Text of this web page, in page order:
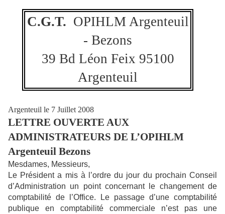
C.G.T. OPIHLM Argenteuil
- Bezons
39 Bd Léon Feix 95100
Argenteuil
Argenteuil le 7 Juillet 2008
LETTRE OUVERTE AUX
ADMINISTRATEURS DE L’OPIHLM
Argenteuil Bezons
Mesdames, Messieurs,
Le Président a mis à l’ordre du jour du prochain Conseil
d’Administration un point concernant le changement de
comptabilité de l’Office. Le passage d’une comptabilité
publique en comptabilité commerciale n’est pas une